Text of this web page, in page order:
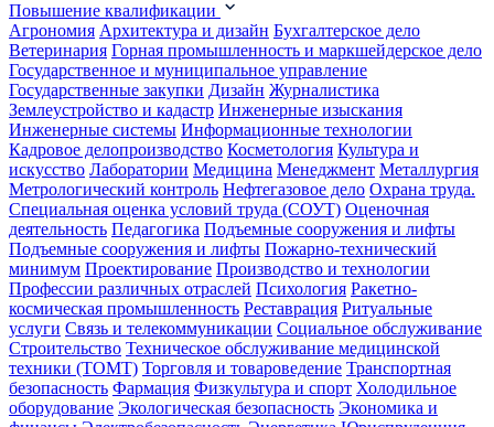
Повышение квалификации
Агрономия Архитектура и дизайн Бухгалтерское дело
Ветеринария Горная промышленность и маркшейдерское дело
Государственное и муниципальное управление
Государственные закупки Дизайн Журналистика
Землеустройство и кадастр Инженерные изыскания
Инженерные системы Информационные технологии
Кадровое делопроизводство Косметология Культура и
искусство Лаборатории Медицина Менеджмент Металлургия
Метрологический контроль Нефтегазовое дело Охрана труда.
Специальная оценка условий труда (СОУТ) Оценочная
деятельность Педагогика Подъемные сооружения и лифты
Подъемные сооружения и лифты Пожарно-технический
минимум Проектирование Производство и технологии
Профессии различных отраслей Психология Ракетно-
космическая промышленность Реставрация Ритуальные
услуги Связь и телекоммуникации Социальное обслуживание
Строительство Техническое обслуживание медицинской
техники (ТОМТ) Торговля и товароведение Транспортная
безопасность Фармация Физкультура и спорт Холодильное
оборудование Экологическая безопасность Экономика и